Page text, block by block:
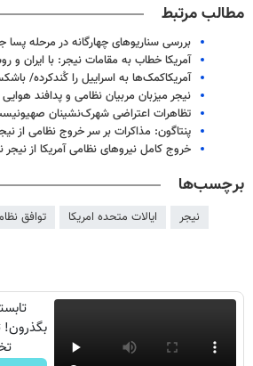
مطالب مرتبط
بررسی سناریوهای چهارگانه در مرحله
آمریکا خطاب به مقامات نیجر: با ایران و
آمریکاکمک‌ها به اسراییل را کُندکرده/
نیجر میزبان مربیان نظامی و پدافند
تظاهرات اعتراضی شهرک‌نشینان
پنتاگون: مذاکرات بر سر خروج نظامی از
خروج کامل نیروهای نظامی آمریکا از
برچسب‌ها
نیجر ایالات متحده امریکا توافق
بگذرون!